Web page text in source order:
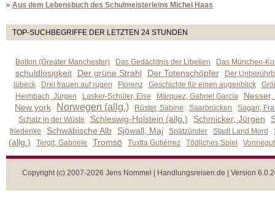
» Aus dem Lebensbuch des Schulmeisterleins Michel Haas
TOP-SUCHBEGRIFFE DER LETZTEN 24 STUNDEN
Bolton (Greater Manchester) Das Gedächtnis der Libellen Das München-
schuldlosigkeit Der grüne Strahl Der Totenschöpfer
Der
lübeck
Drei frauen auf rügen Florenz Geschichte für einen augenblick
Heimbach, Jürgen
Lasker-Schüler, Else Márquez, Gabriel García
New york
Norwegen (allg.) Rüster, Sabine Saarbrücken
Sagan,
Schatz in der Wüste
Schleswig-Holstein (allg.) Schmicker, Jürgen
friederike Schwäbische Alb Sjöwall, Maj Spätzünder Stadt Land Mord
(allg.) Tergit, Gabriele Tromsö Tuxtla Gutiérrez Tödliches Spiel
Copyright (c) 2007-2026 Jens Nommel | Handlungsreisen.de | Version